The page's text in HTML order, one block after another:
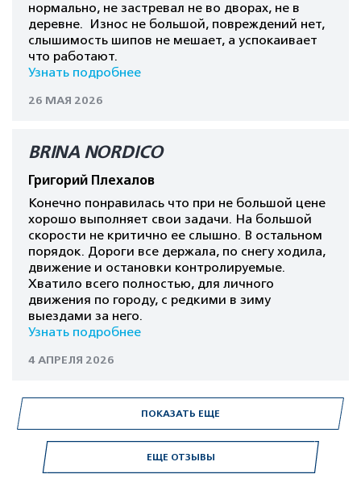
ЕЩЕ ОТЗЫВЫ
нормально, не застревал не во дворах, не в
деревне. Износ не большой, повреждений нет,
слышимость шипов не мешает, а успокаивает
что работают.
Узнать подробнее
26 МАЯ 2026
BRINA NORDICO
Григорий Плехалов
Конечно понравилась что при не большой цене
хорошо выполняет свои задачи. На большой
скорости не критично ее слышно. В остальном
порядок. Дороги все держала, по снегу ходила,
движение и остановки контролируемые.
Хватило всего полностью, для личного
движения по городу, с редкими в зиму
выездами за него.
Узнать подробнее
4 АПРЕЛЯ 2026
ПОКАЗАТЬ ЕЩЕ